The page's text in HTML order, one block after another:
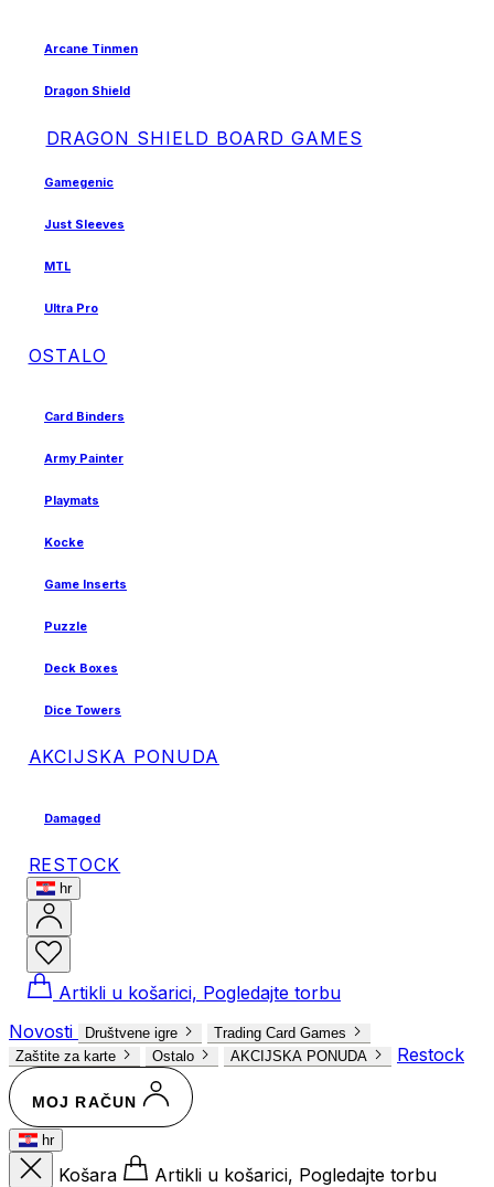
Arcane Tinmen
Dragon Shield
DRAGON SHIELD BOARD GAMES
Gamegenic
Just Sleeves
MTL
Ultra Pro
OSTALO
Card Binders
Army Painter
Playmats
Kocke
Game Inserts
Puzzle
Deck Boxes
Dice Towers
AKCIJSKA PONUDA
Damaged
RESTOCK
hr
Artikli u košarici, Pogledajte torbu
Novosti
Društvene igre
Trading Card Games
Zaštite za karte
Ostalo AKCIJSKA PONUDA Restock
MOJ RAČUN
hr
Košara
Artikli u košarici, Pogledajte torbu